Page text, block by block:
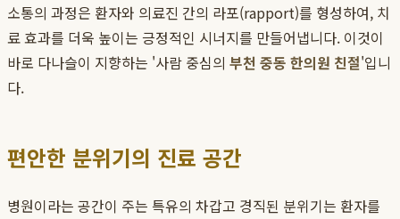
소통의 과정은 환자와 의료진 간의 라포(rapport)를 형성하여, 치
료 효과를 더욱 높이는 긍정적인 시너지를 만들어냅니다. 이것이
바로 다나슬이 지향하는 '사람 중심의 부천 중동 한의원 친절'입니
다.
편안한 분위기의 진료 공간
병원이라는 공간이 주는 특유의 차갑고 경직된 분위기는 환자를